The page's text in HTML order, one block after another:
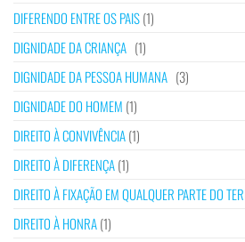
DIFERENDO ENTRE OS PAIS(1)
DIGNIDADE DA CRIANÇA (1)
DIGNIDADE DA PESSOA HUMANA (3)
DIGNIDADE DO HOMEM (1)
DIREITO À CONVIVÊNCIA(1)
DIREITO À DIFERENÇA(1)
DIREITO À FIXAÇÃO EM QUALQUER PARTE DO
DIREITO À HONRA(1)